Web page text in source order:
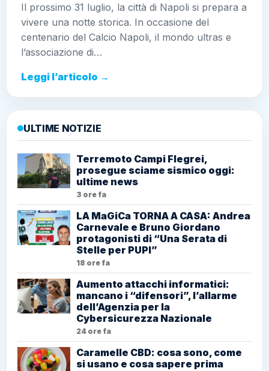
Il prossimo 31 luglio, la città di Napoli si prepara a
vivere una notte storica. In occasione del
centenario del Calcio Napoli, il mondo ultras e
l’associazione di…
Leggi l’articolo →
ULTIME NOTIZIE
Terremoto Campi Flegrei,
prosegue sciame sismico oggi:
ultime news
3 ore fa
LA MaGiCa TORNA A CASA: Andrea
Carnevale e Bruno Giordano
protagonisti di “Una Serata di
Stelle per PUPI”
18 ore fa
Aumento attacchi informatici:
mancano i “difensori”, l’allarme
dell’Agenzia per la
Cybersicurezza Nazionale
24 ore fa
Caramelle CBD: cosa sono, come
si usano e cosa sapere prima